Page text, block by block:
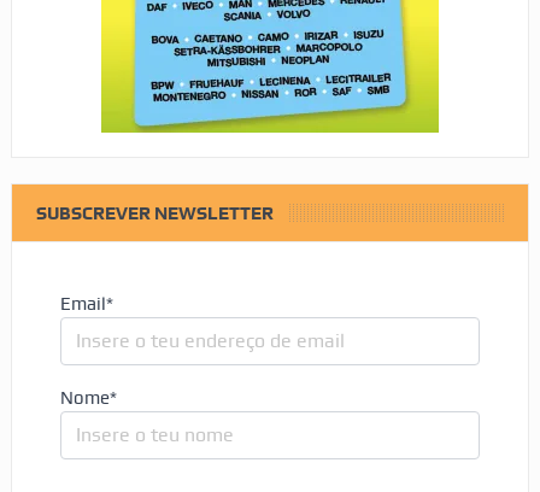
SUBSCREVER NEWSLETTER
Email*
Nome*